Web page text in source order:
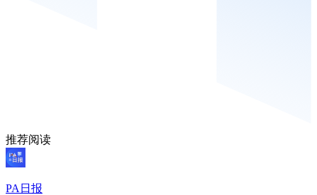
推荐阅读
PA日报